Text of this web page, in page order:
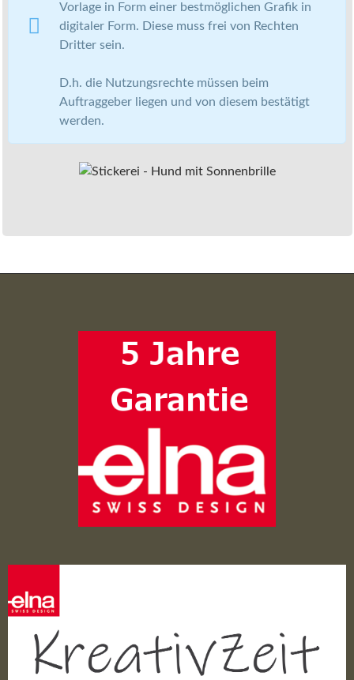
Vorlage in Form einer bestmöglichen Grafik in
digitaler Form. Diese muss frei von Rechten
Dritter sein.
D.h. die Nutzungsrechte müssen beim
Auftraggeber liegen und von diesem bestätigt
werden.